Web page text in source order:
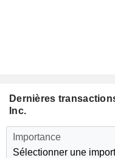
Dernières
Inc.
Importance
Sélectionner une